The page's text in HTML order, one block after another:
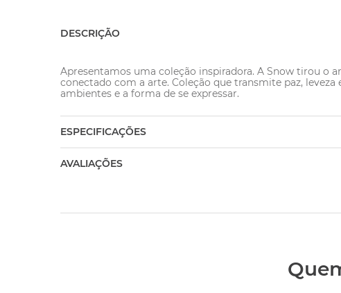
DESCRIÇÃO
Apresentamos uma coleção inspiradora. A Snow tirou o
conectado com a arte. Coleção que transmite paz,
ambientes e a forma de se expressar.
ESPECIFICAÇÕES
AVALIAÇÕES